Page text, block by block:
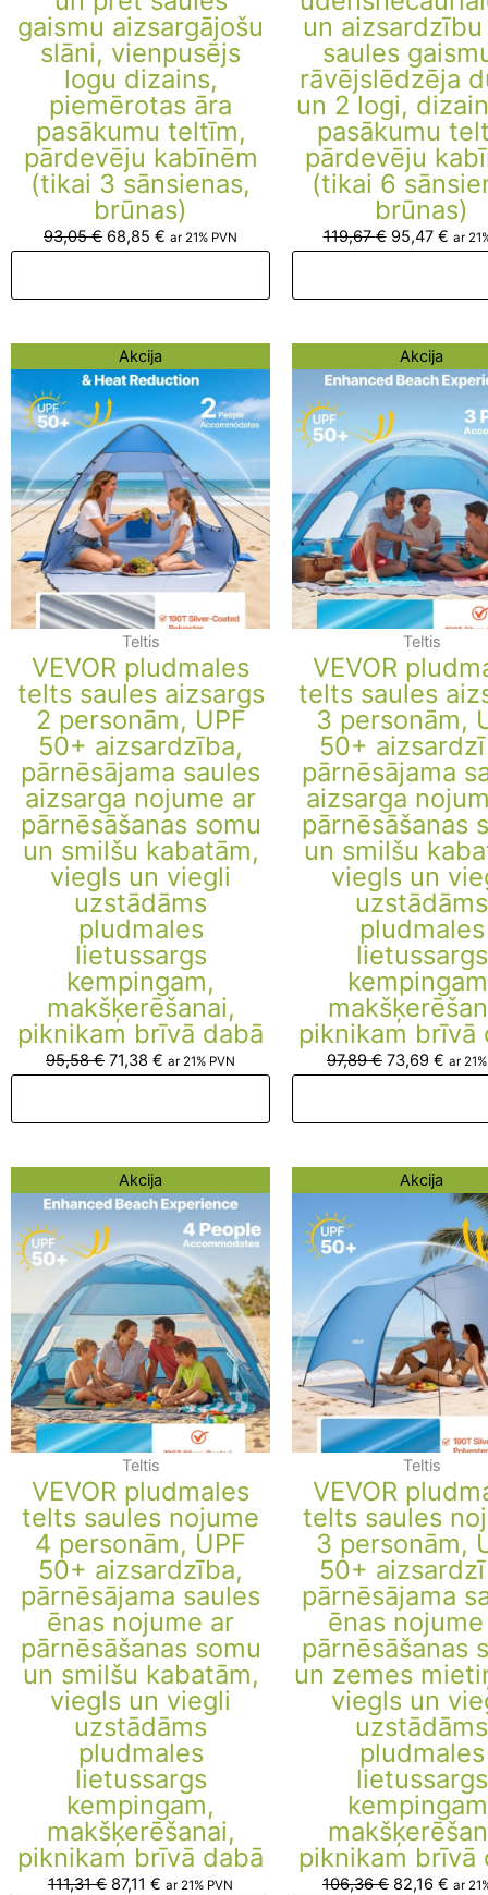
gaismu aizsargājošu
slāni, vienpusējs
logu dizains,
piemērotas āra
pasākumu teltīm,
pārdevēju kabīnēm
(tikai 3 sānsienas,
brūnas)
93,05€ 68,85 € ar 21% PVN
un
saules
rāvējslēdzēja
un 2 logi,
pasākumu
pārdevēju
(tikai 6
brūnas)
119,67€ 95,47 € ar
Akcija
Teltis
VEVOR pludmales
telts saules aizsargs
2 personām, UPF
50+ aizsardzība,
pārnēsājama saules
aizsarga nojume ar
pārnēsāšanas somu
un smilšu kabatām,
viegls un viegli
uzstādāms
pludmales
lietussargs
kempingam,
makšķerēšanai,
piknikam brīvā dabā
95,58€
Original
price
was:
95,58 €.
71,38 €
price
71,38 €.
ar 21% PVN
Akcija
Teltis
VEVOR
telts saules
3 personām,
50+
pārnēsājama
aizsarga
pārnēsāšanas
un smilšu
viegls un
uzstādāms
pludmales
lietussargs
piknikam brīvā
97,89€
Original
price
was:
97,89 €.
73,69 €
price
ar
Akcija
Teltis
VEVOR pludmales
telts saules nojume
4 personām, UPF
50+ aizsardzība,
pārnēsājama saules
ēnas nojume ar
pārnēsāšanas somu
un smilšu kabatām,
viegls un viegli
uzstādāms
pludmales
lietussargs
kempingam,
makšķerēšanai,
piknikam brīvā dabā
111,31€
Original
price
was:
111,31 €.
87,11 €
Current
price
87,11 €.
ar 21% PVN
Akcija
Teltis
VEVOR
telts saules
3 personām,
50+
pārnēsājama
ēnas
pārnēsāšanas
un zemes
viegls un
uzstādāms
pludmales
lietussargs
piknikam brīvā
106,36€
Original
106,36 €.
82,16 €
price
is:
ar